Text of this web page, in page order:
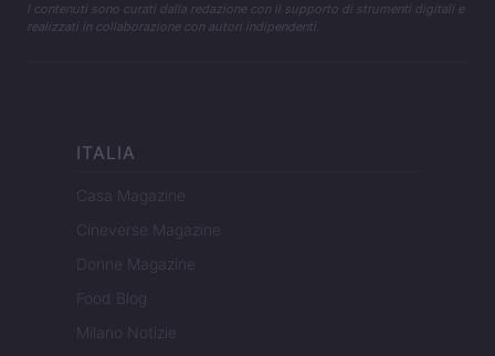
I contenuti sono curati dalla redazione con il supporto di strumenti digitali e
realizzati in collaborazione con autori indipendenti.
ITALIA
Casa Magazine
Cineverse Magazine
Donne Magazine
Food Blog
Milano Notizie